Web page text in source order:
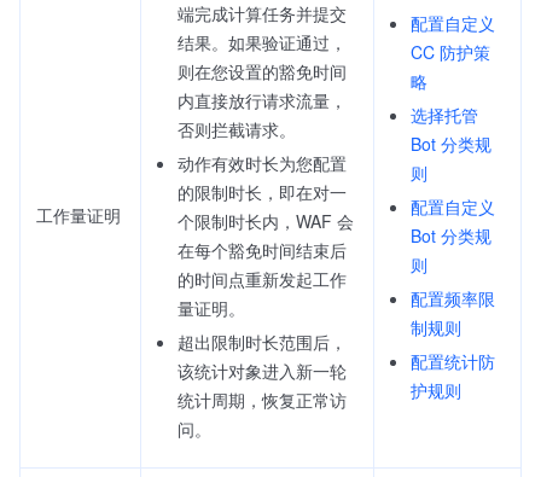
工作量证明
端完成计算任务并提交
结果。如果验证通过，
则在您设置的豁免时间
内直接放行请求流量，
否则拦截请求。
动作有效时长为您配置
的限制时长，即在对一
个限制时长内，WAF 会
在每个豁免时间结束后
的时间点重新发起工作
量证明。
超出限制时长范围后，
该统计对象进入新一轮
统计周期，恢复正常访
问。
配置自定义
CC 防护策
略
选择托管
Bot 分类规
则
配置自定义
Bot 分类规
则
配置频率限
制规则
配置统计防
护规则